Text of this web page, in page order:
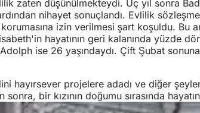
zaten düşünülmekteydi. Üç yıl sonra
nihayet sonuçlandı. Evlilik
korumasına izin verilmesi şart koşuldu.
hayatının geri kalanında yüzde
ise 26 yaşındaydı. Çift Şubat
hayırsever projelere adadı ve diğer
bir kızının doğumu sırasında